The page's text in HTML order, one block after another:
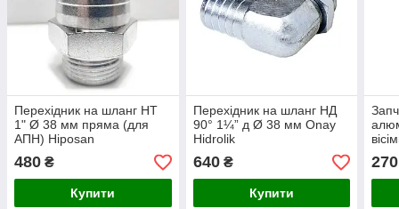
Перехідник на шланг НТ
1" Ø 38 мм пряма (для
АПН) Hiposan
480 ₴
Купити
Перехідник на шланг НД
90° 1¼” д Ø 38 мм Onay
Hidrolik
640₴
Купити
270